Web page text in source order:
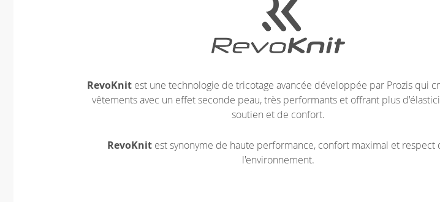
RevoKnitest une technologie de tricotage avancée développée par Prozis qui
vêtements avec un effet seconde peau, très performants et offrant plus
soutien et de confort.
RevoKnitest synonyme de haute performance, confort maximal et respect
l'environnement.